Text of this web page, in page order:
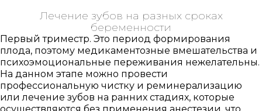
Лечение зубов на разных сроках
беременности
Первый триместр. Это период формирования
плода, поэтому медикаментозные вмешательства и
психоэмоциональные переживания нежелательны.
На данном этапе можно провести
профессиональную чистку и реминерализацию
или лечение зубов на ранних стадиях, которые